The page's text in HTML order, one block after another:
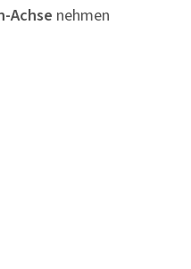
Achse nehmen